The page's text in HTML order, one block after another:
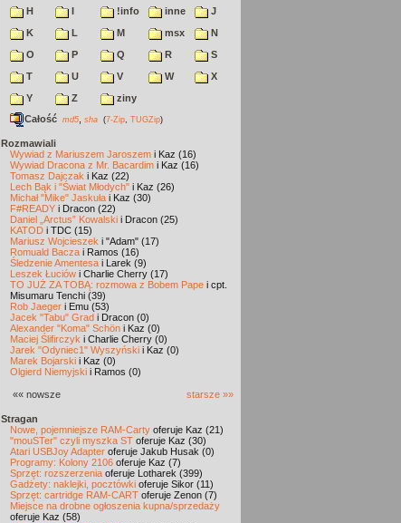
H
I !info inne
J
K
L M msx
N
O
P Q R
S
T
U V W
X
Y
Z
ziny
Całość md5 sha (7-Zip TUGZip)
Rozmawiali
Wywiad z Mariuszem Jaroszem i Kaz (16)
Wywiad Dracona z Mr. Bacardim i Kaz (16)
Tomasz Dajczak i Kaz (22)
Lech Bąk i "Świat Młodych" i Kaz (26)
Michał "Mike" Jaskuła i Kaz (30)
F#READY i Dracon (22)
Daniel „Arctus” Kowalski i Dracon (25)
KATOD i TDC (15)
Mariusz Wojcieszek i "Adam" (17)
Romuald Bacza i Ramos (16)
Śledzenie Amentesa i Larek (9)
Leszek Łuciów i Charlie Cherry (17)
TO JUŻ ZA TOBĄ: rozmowa z Bobem Pape i cpt.
Misumaru Tenchi (39)
Rob Jaeger i Emu (53)
Jacek "Tabu" Grad i Dracon (0)
Alexander "Koma" Schön i Kaz (0)
Maciej Ślifirczyk i Charlie Cherry (0)
Jarek "Odyniec1" Wyszyński i Kaz (0)
Marek Bojarski i Kaz (0)
Olgierd Niemyjski i Ramos (0)
«« nowsze starsze »»
Stragan
Nowe, pojemniejsze RAM-Carty oferuje Kaz (21)
"mouSTer" czyli myszka ST oferuje Kaz (30)
Atari USBJoy Adapter oferuje Jakub Husak (0)
Programy: Kolony 2106 oferuje Kaz (7)
Sprzęt: rozszerzenia oferuje Lotharek (399)
Gadżety: naklejki, pocztówki oferuje Sikor (11)
Sprzęt: cartridge RAM-CART oferuje Zenon (7)
Miejsce na drobne ogłoszenia kupna/sprzedaży
oferuje Kaz (58)